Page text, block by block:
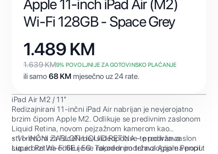
Apple 11-inch iPad Air (M2)
Wi-Fi 128GB - Space Grey
1.489 KM
1.639KM9% POVOLJNIJE ZA GOTOVINSKO PLAĆANJE
ili samo 68 KM mjesečno uz 24 rate.
iPad Air M2 / 11”
Redizajnirani 11-inčni iPad Air nabrijan je nevjerojatno
brzim čipom Apple M2. Odlikuje se predivnim zaslonom
Liquid Retina, novom pejzažnom kamerom kao
stvorenom za FaceTime i videopozive te podržava
superbrzi Wi-Fi 6E i 5G. Također podržava Apple Pencil
• 11-INČNI ZASLON LIQUID RETINA – predivan zaslon
Liquid Retina odlikuje se naprednim tehnologijama poput